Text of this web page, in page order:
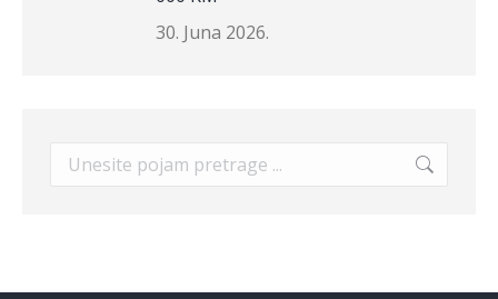
30. Juna 2026.
Search: